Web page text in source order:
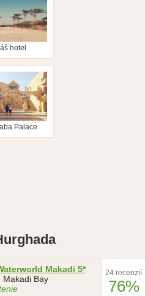
hotel
Palace
Makadi 5*
Makadi Bay
24 recenzií
76%